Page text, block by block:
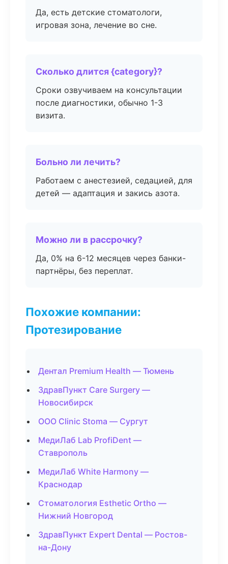
Да, есть детские стоматологи,
игровая зона, лечение во сне.
Сколько длится {category}?
Сроки озвучиваем на консультации
после диагностики, обычно 1-3
визита.
Больно ли лечить?
Работаем с анестезией, седацией, для
детей — адаптация и закись азота.
Можно ли в рассрочку?
Да, 0% на 6-12 месяцев через банки-
партнёры, без переплат.
Похожие компании:
Протезирование
Дентал Premium Health — Тюмень
ЗдравПункт Care Surgery —
Новосибирск
ООО Clinic Stoma — Сургут
МедиЛаб Lab ProfiDent —
Ставрополь
МедиЛаб White Harmony —
Краснодар
Стоматология Esthetic Ortho —
Нижний Новгород
ЗдравПункт Expert Dental — Ростов-
на-Дону